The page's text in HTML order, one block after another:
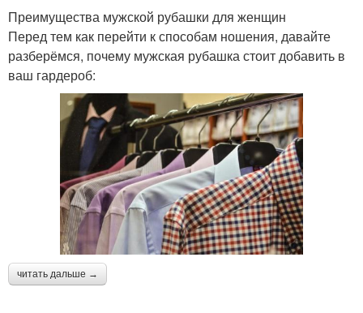
Преимущества мужской рубашки для женщин
Перед тем как перейти к способам ношения, давайте
разберёмся, почему мужская рубашка стоит добавить в
ваш гардероб:
читать дальше →